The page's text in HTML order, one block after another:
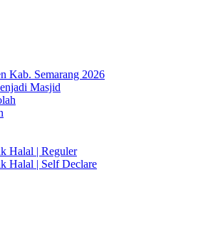
Kab. Semarang 2026
Masjid
Halal | Reguler
Halal | Self Declare